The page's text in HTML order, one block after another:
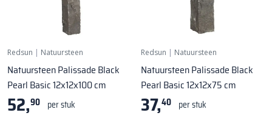
Redsun | Natuursteen
Natuursteen Palissade Black
Pearl Basic 12x12x100 cm
52,90 per stuk
Redsun | Natuursteen
Natuursteen Palissade Black
Pearl Basic 12x12x75 cm
37,40 per stuk